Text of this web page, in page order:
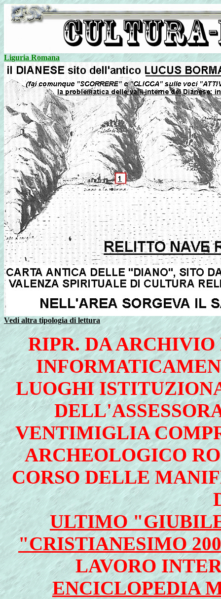
Liguria Romana
Vedi altra tipologia di lettura
RIPR. DA ARCHIVIO
LUOGHI
VENTIMIGLIA
ARCHEOLOGICO
CORSO DELLE
ULTIMO
"CRISTIANESIMO
LAVORO
ENCICLOPEDIA